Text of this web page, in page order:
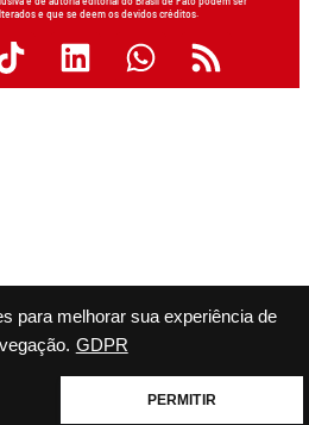
para melhorar sua experiência de
GDPR
PERMITIR
e que se deem os devidos créditos.